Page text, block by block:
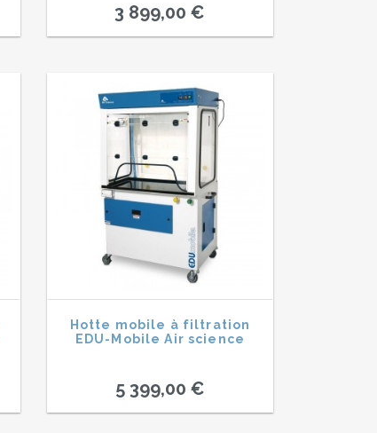
3 899,00 €
Hotte mobile à filtration
EDU-Mobile Air science
5 399,00 €